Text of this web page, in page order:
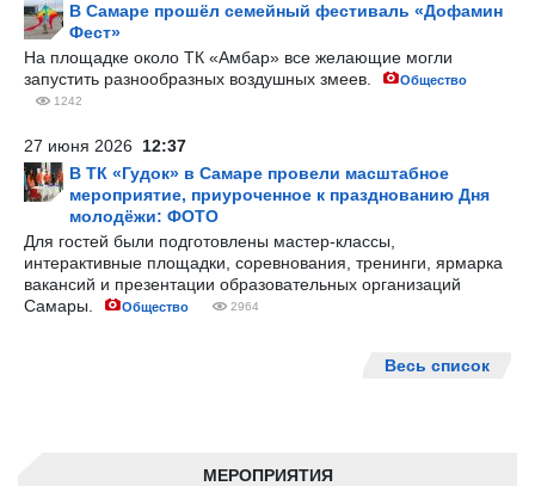
МЕРОПРИЯТИЯ
В Самаре прошёл семейный фестиваль «Дофамин
Фест»
На площадке около ТК «Амбар» все желающие могли
запустить разнообразных воздушных змеев.
Общество
1242
27 июня 2026 12:37
В ТК «Гудок» в Самаре провели масштабное
мероприятие, приуроченное к празднованию Дня
молодёжи: ФОТО
Для гостей были подготовлены мастер-классы,
интерактивные площадки, соревнования, тренинги, ярмарка
вакансий и презентации образовательных организаций
Самары.
Общество 2964
Весь список